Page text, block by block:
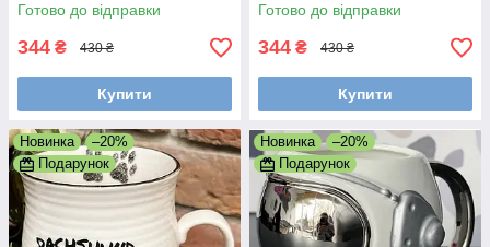
Готово до відправки
344 ₴ 430 ₴
Купити
Готово до відправки
344 ₴ 430 ₴
Купити
Новинка
–20%
Подарунок
Новинка
–20%
Подарунок